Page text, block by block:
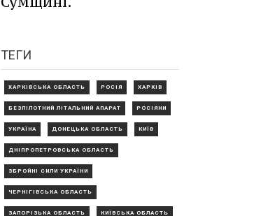
ТЕГИ
ХАРКІВСЬКА ОБЛАСТЬ РОСІЯ ХАРКІВ
БЕЗПІЛОТНИЙ ЛІТАЛЬНИЙ АПАРАТ РОСІЯНИ
УКРАЇНА ДОНЕЦЬКА ОБЛАСТЬ КИЇВ
ДНІПРОПЕТРОВСЬКА ОБЛАСТЬ
ЗБРОЙНІ СИЛИ УКРАЇНИ
ЧЕРНІГІВСЬКА ОБЛАСТЬ
ЗАПОРІЗЬКА ОБЛАСТЬ КИЇВСЬКА ОБЛАСТЬ